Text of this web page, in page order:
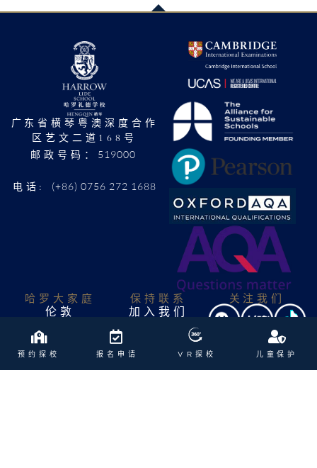
广东省横琴粤澳深度合作
区艺文二道168号
邮政号码： 519000
电话: (+86) 0756 272 1688
哈罗大家庭​
伦敦
AISL哈罗学校
AISL集团
保持联系
加入我们
关注我们
联系招生办
预约探校 报名申请 VR探校 儿童保护